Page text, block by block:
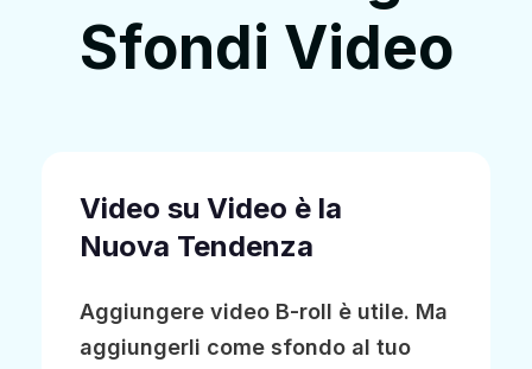
Sfondi Video
Video su Video è la
Nuova Tendenza
Aggiungere video B-roll è utile. Ma
aggiungerli come sfondo al tuo